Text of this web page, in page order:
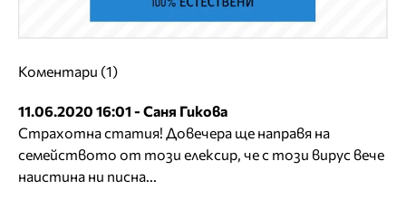
Коментари (1)
11.06.2020 16:01 - Саня Гикова
Страхотна статия! Довечера ще направя на
семейството от този елексир, че с този вирус вече
наистина ни писна...